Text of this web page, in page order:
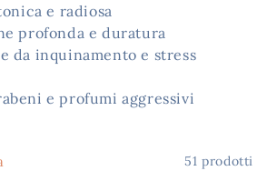
e radiosa
profonda e duratura
da inquinamento e stress
e profumi aggressivi
51 prodotti